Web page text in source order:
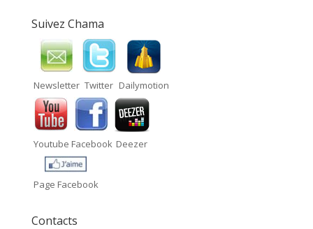
Suivez Chama
Newsletter Twitter Dailymotion
Youtube Facebook Deezer
Page Facebook
Contacts